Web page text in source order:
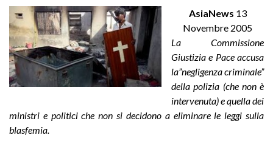
AsiaNews 13
Novembre 2005
La Commissione
Giustizia e Pace accusa
la”negligenza criminale”
della polizia (che non è
intervenuta) e quella dei
ministri e politici che non si decidono a eliminare le leggi sulla
blasfemia.